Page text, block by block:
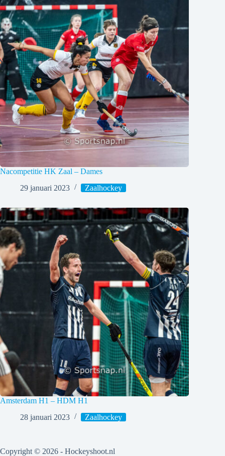
Nacompetitie HK Zaal – Dames
29 januari 2023
Zaalhockey
Amsterdam H1 – HDM H1
28 januari 2023
Zaalhockey
Copyright © 2026 - Hockeyshoot.nl